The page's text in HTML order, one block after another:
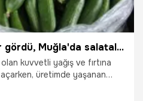
Muğla’da seralar zarar gördü, Muğla'da salatalık rekor fiyata ulaştı
kuvvetli yağış ve fırtına
üretimde yaşanan